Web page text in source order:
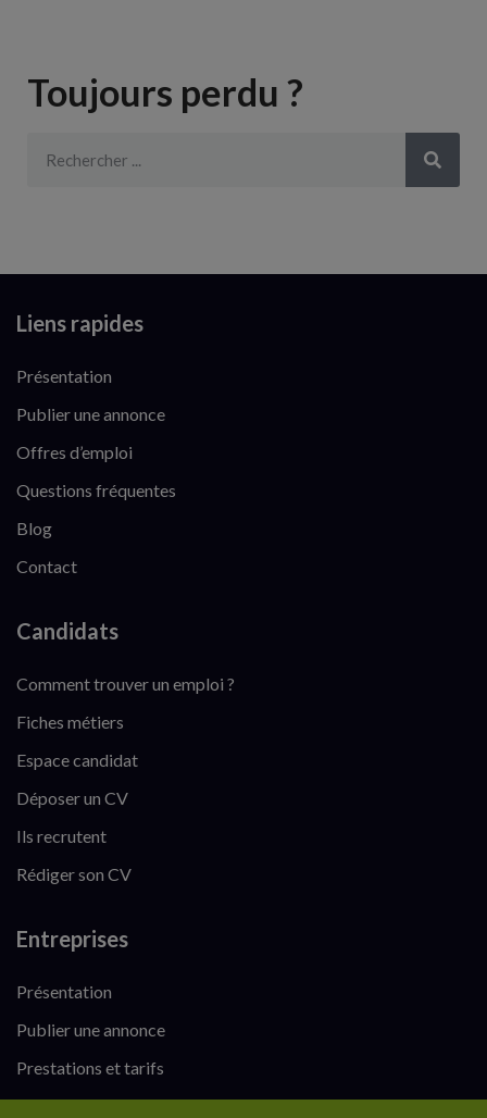
Toujours perdu ?
Liens rapides
Présentation
Publier une annonce
Offres d’emploi
Questions fréquentes
Blog
Contact
Candidats
Comment trouver un emploi ?
Fiches métiers
Espace candidat
Déposer un CV
Ils recrutent
Rédiger son CV
Entreprises
Présentation
Publier une annonce
Prestations et tarifs